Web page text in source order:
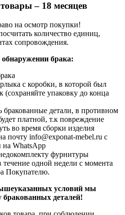
– 18 месяцев
на осмотр покупки!
количество единиц,
сопровождения.
брака:
с коробки, в которой был
(сохраняйте упаковку до конца
детали, в противном
платной, т.к повреждение
во время сборки изделия
почту info@exponat-mebel.ru с
WhatsApp
фурнитуры
одной недели с момента
Покупателю.
условий мы
бракованных деталей!